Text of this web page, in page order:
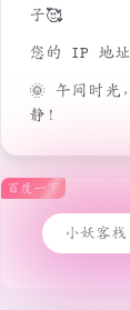
子🥰
您的 IP 地
🌞 午间时光
静！
百度一下